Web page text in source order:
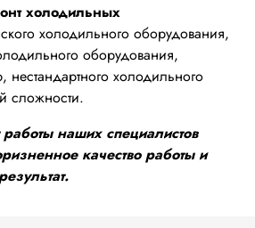
холодильных
холодильного оборудования,
оборудования,
нестандартного холодильного
сложности.
наших специалистов
качество работы и